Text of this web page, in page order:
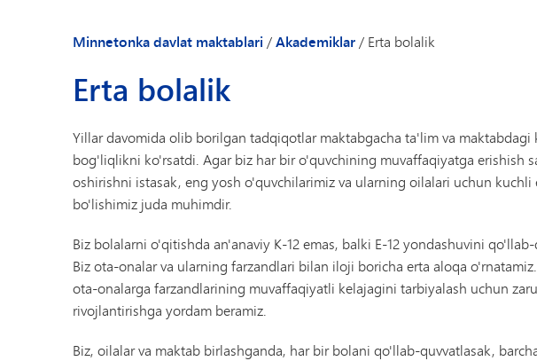
Minnetonka davlat maktablari /Akademiklar/ Erta bolalik
Erta bolalik
Yillar davomida olib borilgan tadqiqotlar maktabgacha ta'lim va
bog'liqlikni ko'rsatdi. Agar biz har bir o'quvchining muvaffaqiyatga erishish
oshirishni istasak, eng yosh o'quvchilarimiz va ularning oilalari uchun
bo'lishimiz juda muhimdir.
Biz bolalarni o'qitishda an'anaviy K-12 emas, balki E-12 yondashuvini
Biz ota-onalar va ularning farzandlari bilan iloji boricha erta aloqa o'rnatamiz.
ota-onalarga farzandlarining muvaffaqiyatli kelajagini tarbiyalash uchun
rivojlantirishga yordam beramiz.
Biz, oilalar va maktab birlashganda, har bir bolani qo'llab-quvvatlasak,